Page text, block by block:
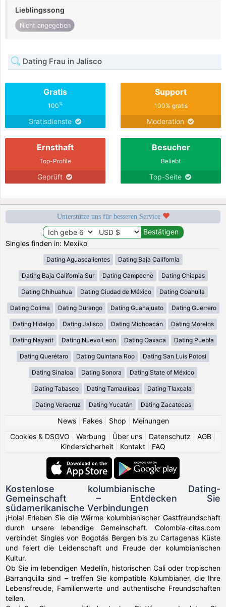
Lieblingssong
Nicht angegeben
Dating Frau in Jalisco
Gratis
100%
Gratisdienste
Support
100% gratis
Moderation
Ernsthaft
Top-Profile
Geprüft
Besucher
Beliebt
Top-Seite
Unterstütze uns für besseren Service
Singles finden in: Mexiko
Dating Aguascalientes Dating Baja California
Dating Baja California Sur Dating Campeche Dating Chiapas
Dating Chihuahua Dating Ciudad de México Dating Coahuila
Dating Colima Dating Durango Dating Guanajuato Dating Guerrero
Dating Hidalgo Dating Jalisco Dating Michoacán Dating Morelos
Dating Nayarit Dating Nuevo Leon Dating Oaxaca Dating Puebla
Dating Querétaro Dating Quintana Roo Dating San Luis Potosi
Dating Sinaloa Dating Sonora Dating State of México
Dating Tabasco Dating Tamaulipas Dating Tlaxcala
Dating Veracruz Dating Yucatán Dating Zacatecas
News| Fakes| Shop
Meinungen
Cookies & DSGVO
Werbung Über uns Datenschutz AGB
Kindersicherheit
Kontakt FAQ
Kostenlose kolumbianische Dating-
Gemeinschaft – Entdecken Sie
südamerikanische Verbindungen
¡Hola! Erleben Sie die Wärme kolumbianischer Gastfreundschaft
durch unsere lebendige Gemeinschaft. Colombia-citas.com
verbindet Singles von Bogotás Bergen bis zu Cartagenas Küste
und feiert die Leidenschaft und Freude der kolumbianischen
Kultur.
Ob Sie im lebendigen Medellín, historischen Cali oder tropischen
Barranquilla sind – treffen Sie kompatible Kolumbianer, die Ihre
Lebensfreude, Familienwerte und authentische Freundschaften
teilen.